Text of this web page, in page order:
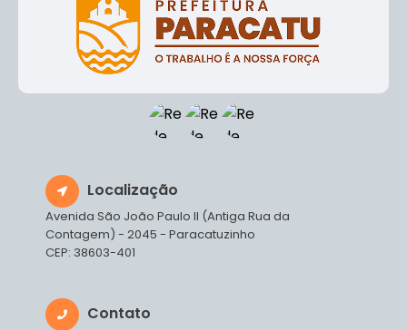
Localização
Avenida São João Paulo II (Antiga Rua da
Contagem) - 2045 - Paracatuzinho
CEP: 38603-401
Contato